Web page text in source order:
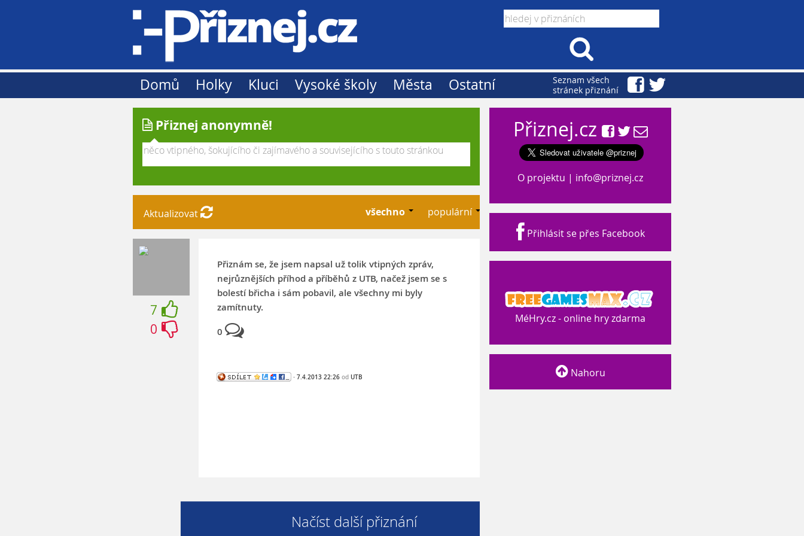
Seznam všech
stránek přiznání
Domů Holky Kluci Vysoké školy Města Ostatní
Přiznej.cz
O projektu | info@priznej.cz
Přihlásit se přes Facebook
MéHry.cz - online hry zdarma
Nahoru
Přiznej anonymně!
Aktualizovat všechno populární
7
0
Přiznám se, že jsem napsal už tolik vtipných zpráv,
nejrůznějších příhod a příběhů z UTB, načež jsem se s
bolestí břicha i sám pobavil, ale všechny mi byly
zamítnuty.
0
- 7.4.2013 22:26 od UTB
Načíst další přiznání